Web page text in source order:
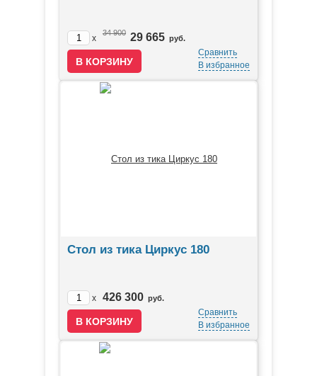
x
34 900 29 665 руб.
Сравнить
В избранное
Стол из тика Циркус 180
x 426 300 руб.
Сравнить
В избранное